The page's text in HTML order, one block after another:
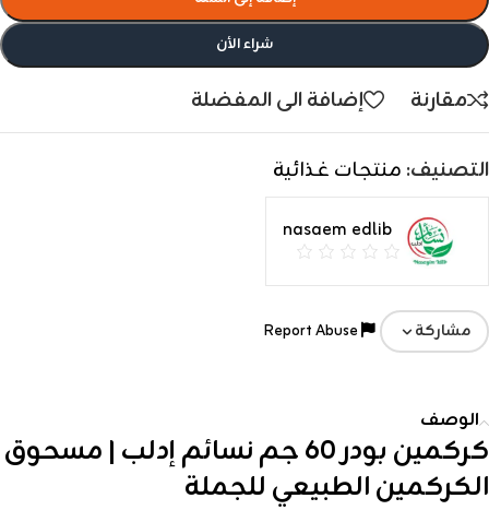
شراء الأن
مقارنة إضافة الى المفضلة
التصنيف: منتجات غذائية
nasaem edlib
مشاركة
الوصف
كركمين بودر 60 جم نسائم إدلب | مسحوق
الكركمين الطبيعي للجملة